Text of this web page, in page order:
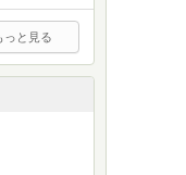
っと見る